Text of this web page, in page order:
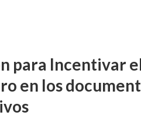
para Incentivar
en los